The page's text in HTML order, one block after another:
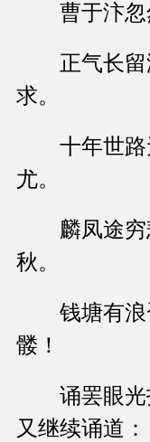
曹于汴忽
正气长留
求。
十年世路
尤。
麟凤途穷
秋。
钱塘有浪
髅！
诵罢眼光
又继续诵道：